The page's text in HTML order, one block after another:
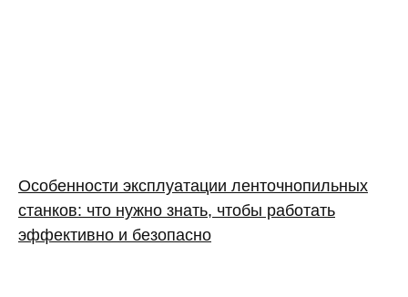
Особенности эксплуатации ленточнопильных
станков: что нужно знать, чтобы работать
эффективно и безопасно